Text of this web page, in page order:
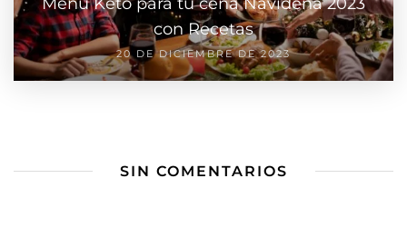
con Recetas
20 DE DICIEMBRE DE 2023
SIN COMENTARIOS